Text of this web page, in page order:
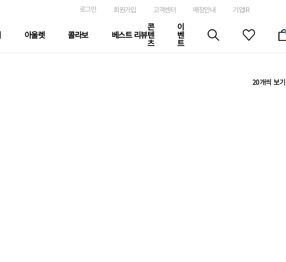
로그인 회원가입 고객센터 매장안내 기업IR
아울렛 콜라보 베스트 리뷰
콘
텐
츠
이
벤
트